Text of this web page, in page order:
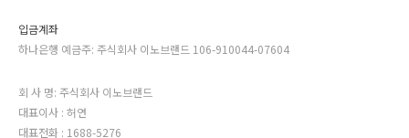
입금계좌
하나은행 예금주: 주식회사 이노브랜드 106-910044-07604
회 사 명: 주식회사 이노브랜드
대표이사 : 허연
대표전화 : 1688-5276